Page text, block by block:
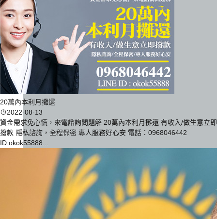
20萬內本利月攤還
2022-08-13
資金需求免心慌，來電諮詢問題解 20萬內本利月攤還 有收入/做生意立即
撥款 隱私諮詢，全程保密 專人服務好心安 電話：0968046442
ID:okok55888...